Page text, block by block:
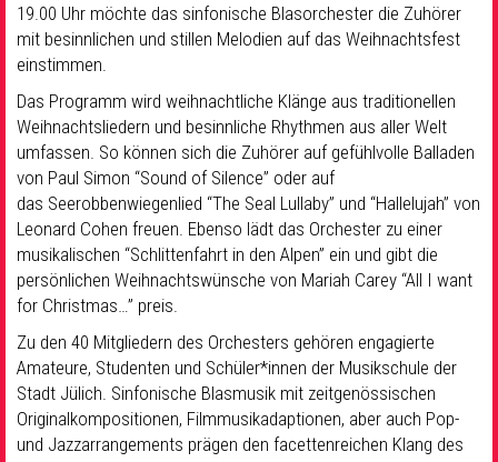
19.00 Uhr möchte das sinfonische Blasorchester die Zuhörer
mit besinnlichen und stillen Melodien auf das Weihnachtsfest
einstimmen.
Das Programm wird weihnachtliche Klänge aus traditionellen
Weihnachtsliedern und besinnliche Rhythmen aus aller Welt
umfassen. So können sich die Zuhörer auf gefühlvolle Balladen
von Paul Simon “Sound of Silence” oder auf
das Seerobbenwiegenlied “The Seal Lullaby” und “Hallelujah” von
Leonard Cohen freuen. Ebenso lädt das Orchester zu einer
musikalischen “Schlittenfahrt in den Alpen” ein und gibt die
persönlichen Weihnachtswünsche von Mariah Carey “All I want
for Christmas…” preis.
Zu den 40 Mitgliedern des Orchesters gehören engagierte
Amateure, Studenten und Schüler*innen der Musikschule der
Stadt Jülich. Sinfonische Blasmusik mit zeitgenössischen
Originalkompositionen, Filmmusikadaptionen, aber auch Pop-
und Jazzarrangements prägen den facettenreichen Klang des